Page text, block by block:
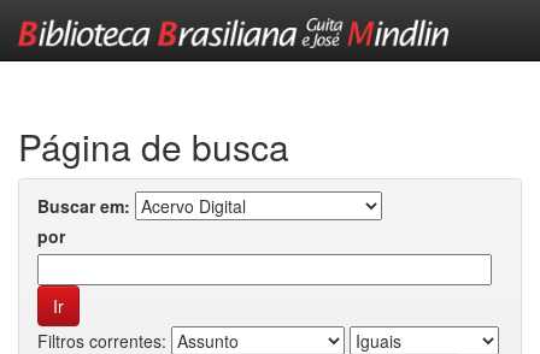
Página de busca
Buscar em:
por
Filtros correntes: